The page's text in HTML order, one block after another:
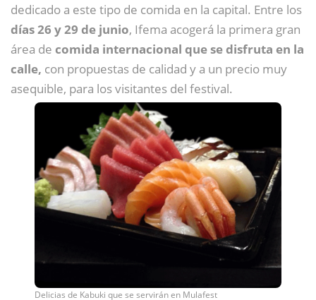
dedicado a este tipo de comida en la capital. Entre los
días 26 y 29 de junio, Ifema acogerá la primera gran
área de comida internacional que se disfruta en la
calle, con propuestas de calidad y a un precio muy
asequible, para los visitantes del festival.
Delicias de Kabuki que se servirán en Mulafest